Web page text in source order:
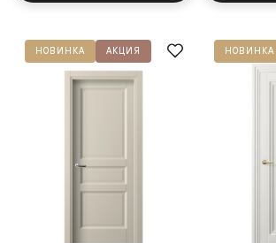
НОВИНКА АКЦИЯ НОВИНКА